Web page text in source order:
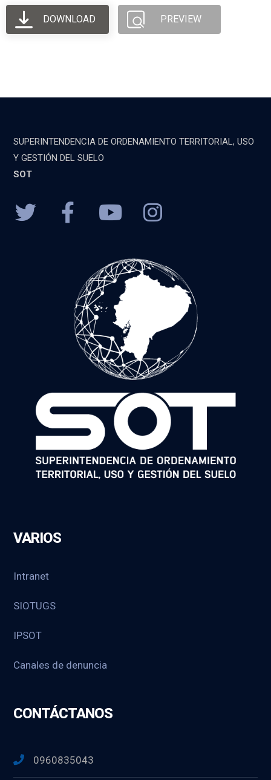
DOWNLOAD PREVIEW
SUPERINTENDENCIA DE ORDENAMIENTO TERRITORIAL, USO
Y GESTIÓN DEL SUELO
SOT
VARIOS
Intranet
SIOTUGS
IPSOT
Canales de denuncia
CONTÁCTANOS
0960835043